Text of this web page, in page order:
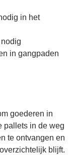
in het
in gangpaden
goederen in
pallets in de weg
te ontvangen en
blijft.